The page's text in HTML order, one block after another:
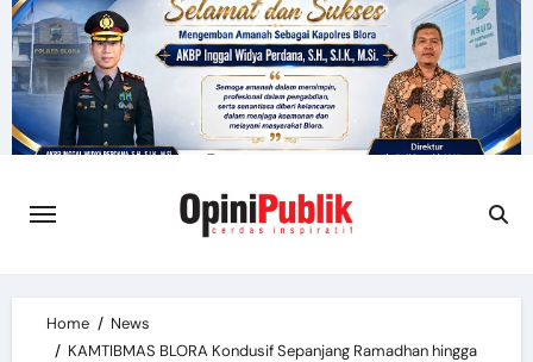
Skip
to
content
Home
News
KAMTIBMAS BLORA Kondusif Sepanjang Ramadhan hingga